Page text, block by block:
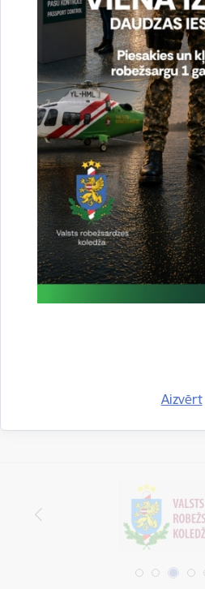
Aizvērt
67075617, mob.20364206
jolanta.babisko@rs.gov.lv
Saistītas tēmas
Aktualitātes: Statistika